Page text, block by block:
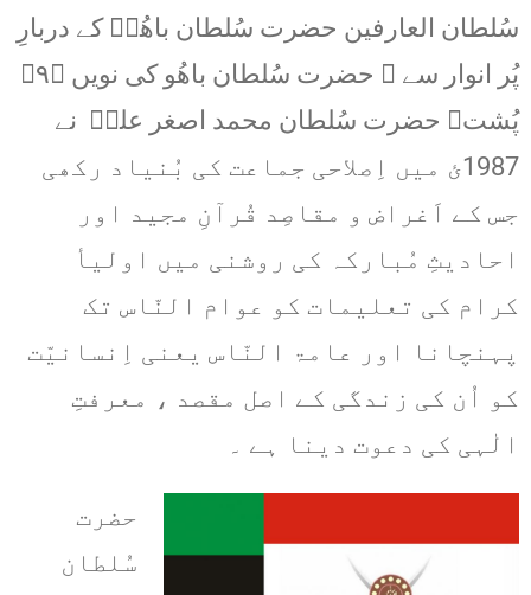
سُلطان العارفین حضرت سُلطان باھُوؒ کے دربارِ
پُر انوار سے ﴿ حضرت سُلطان باھُو کی نویں ﴿۹﴾
پُشت﴾ حضرت سُلطان محمد اصغر علیؒ نے
1987ئ میں اِصلاحی جماعت کی بُنیاد رکھی
جس کے اَغراض و مقاصِد قُرآنِ مجید اور
احادیثِ مُبارکہ کی روشنی میں اولیأ
کرام کی تعلیمات کو عوام النّاس تک
پہنچانا اور عامۃ النّاس یعنی اِنسانیّت
کو اُن کی زندگی کے اصل مقصد ، معرفتِ
الٰہی کی دعوت دینا ہے ۔
حضرت
سُلطان